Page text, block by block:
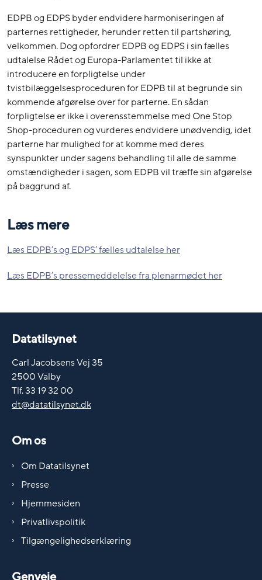
EDPB og EDPS byder endvidere harmoniseringen af
parternes rettigheder, herunder retten til partshøring,
velkommen. Dog opfordrer EDPB og EDPS i sin fælles
udtalelse Rådet og Europa-Parlamentet til ikke at
introducere en forpligtelse under
tvistbilæggelsesproceduren for EDPB til at begrunde sin
kommende afgørelse over for parterne. En sådan
forpligtelse er ikke i overensstemmelse med One Stop
Shop-proceduren og vurderes endvidere unødvendig, idet
parterne har mulighed for at komme med deres
synspunkter under sagens behandling til alle de samme
omstændigheder i sagen, som EDPB vil træffe sin afgørelse
på baggrund af.
Læs mere
Læs EDPB’s og EDPS’ fælles udtalelse her
Læs EDPB’s pressemeddelelse fra plenarmødet her
Datatilsynet
Carl Jacobsens Vej 35
2500 Valby
Tlf. 33 19 32 00
dt@datatilsynet.dk
Om os
Om Datatilsynet
Presse
Hjemmesiden
Privatlivspolitik
Tilgængelighedserklæring